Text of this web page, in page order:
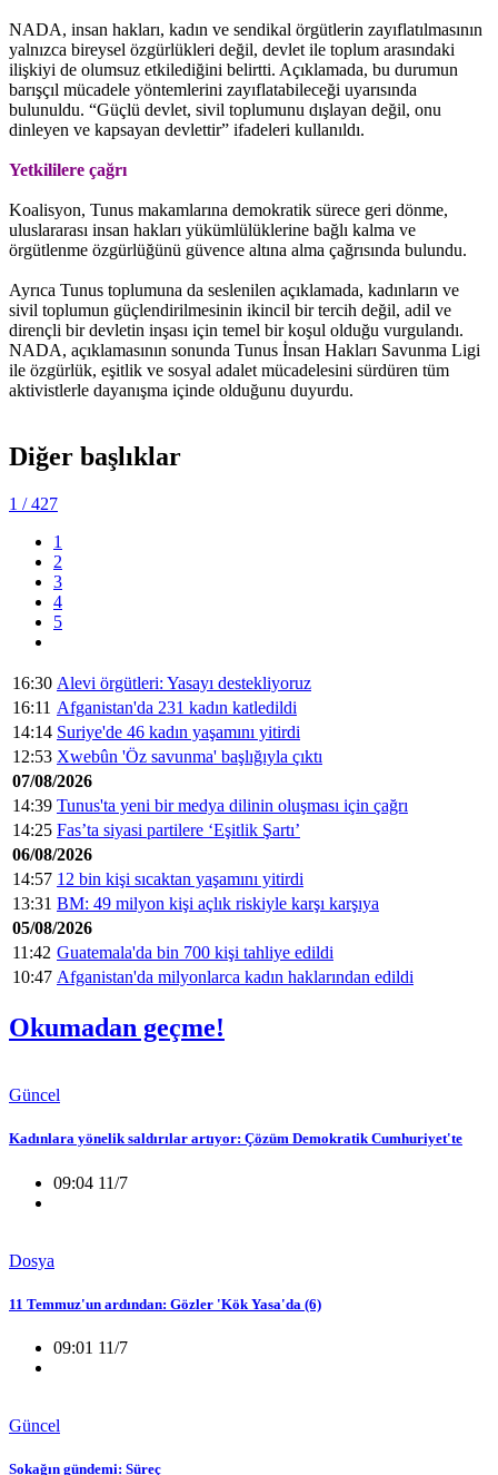
NADA, insan hakları, kadın ve sendikal örgütlerin zayıflatılmasının
yalnızca bireysel özgürlükleri değil, devlet ile toplum arasındaki
ilişkiyi de olumsuz etkilediğini belirtti. Açıklamada, bu durumun
barışçıl mücadele yöntemlerini zayıflatabileceği uyarısında
bulunuldu. “Güçlü devlet, sivil toplumunu dışlayan değil, onu
dinleyen ve kapsayan devlettir” ifadeleri kullanıldı.
Yetkililere çağrı
Koalisyon, Tunus makamlarına demokratik sürece geri dönme,
uluslararası insan hakları yükümlülüklerine bağlı kalma ve
örgütlenme özgürlüğünü güvence altına alma çağrısında bulundu.
Ayrıca Tunus toplumuna da seslenilen açıklamada, kadınların ve
sivil toplumun güçlendirilmesinin ikincil bir tercih değil, adil ve
dirençli bir devletin inşası için temel bir koşul olduğu vurgulandı.
NADA, açıklamasının sonunda Tunus İnsan Hakları Savunma Ligi
ile özgürlük, eşitlik ve sosyal adalet mücadelesini sürdüren tüm
aktivistlerle dayanışma içinde olduğunu duyurdu.
Diğer başlıklar
1 / 427
1
2
3
4
5
16:30 Alevi örgütleri: Yasayı destekliyoruz
16:11 Afganistan'da 231 kadın katledildi
14:14 Suriye'de 46 kadın yaşamını yitirdi
12:53 Xwebûn 'Öz savunma' başlığıyla çıktı
07/08/2026
14:39 Tunus'ta yeni bir medya dilinin oluşması için çağrı
14:25 Fas’ta siyasi partilere ‘Eşitlik Şartı’
06/08/2026
14:57 12 bin kişi sıcaktan yaşamını yitirdi
13:31 BM: 49 milyon kişi açlık riskiyle karşı karşıya
05/08/2026
11:42 Guatemala'da bin 700 kişi tahliye edildi
10:47 Afganistan'da milyonlarca kadın haklarından edildi
Okumadan geçme!
Güncel
Kadınlara yönelik saldırılar artıyor: Çözüm Demokratik Cumhuriyet'te
09:04 11/7
Dosya
11 Temmuz'un ardından: Gözler 'Kök Yasa'da (6)
09:01 11/7
Güncel
Sokağın gündemi: Süreç